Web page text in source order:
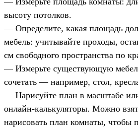
высоту потолков.
— Определите, какая площадь
мебель: учитывайте проходы,
см свободного пространства по
— Измерьте существующую
сочетать — например, стол,
— Нарисуйте план в масштабе
онлайн-калькуляторы. Можно
нарисовать план комнаты, чтобы